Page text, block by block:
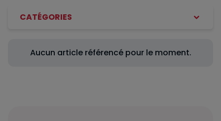
CATÉGORIES
Aucun article référencé pour le moment.